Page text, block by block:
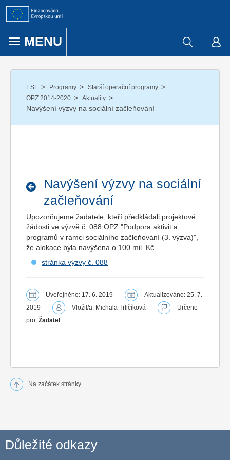
Přejít k obsahu
MENU
ESF / Programy / Starší operační programy /
OPZ 2014-2020 / Aktuality /
Navýšení výzvy na sociální začleňování
Navýšení výzvy na sociální
začleňování
Upozorňujeme žadatele, kteří předkládali projektové
žádosti ve výzvě č. 088 OPZ "Podpora aktivit a
programů v rámci sociálního začleňování (3. výzva)",
že alokace byla navýšena o 100 mil. Kč.
stránka výzvy č. 088
Uveřejněno: 17. 6. 2019
Aktualizováno: 25. 7.
2019
Vložil/a: Michala Trličíková
Určeno
pro: Žadatel
Na začátek stránky
Důležité odkazy